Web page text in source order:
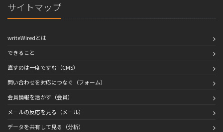
サイトマップ
writeWiredとは
できること
直すのは一度ですむ（CMS）
問い合わせを対応につなぐ（フォーム）
会員情報を活かす（会員）
メールの反応を見る（メール）
データを共有して見る（分析）